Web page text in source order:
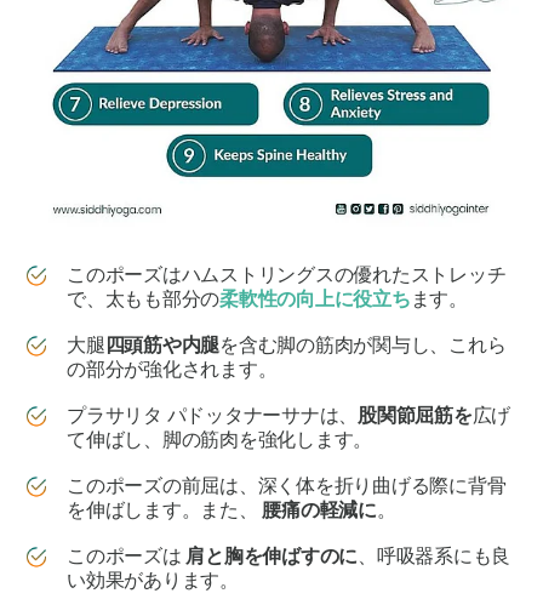
このポーズはハムストリングスの優れたストレッチ
で、太もも部分の柔軟性の向上に役立ち ます。
大腿四頭筋や内腿を含む脚の筋肉が関与し、これら
の部分が強化されます。
プラサリタ パドッタナーサナは、 股関節屈筋を広げ
て伸ばし、脚の筋肉を強化します。
このポーズの前屈は、深く体を折り曲げる際に背骨
を伸ばします。また、 腰痛の軽減に。
このポーズは 肩と胸を伸ばすのに、呼吸器系にも良
い効果があります。